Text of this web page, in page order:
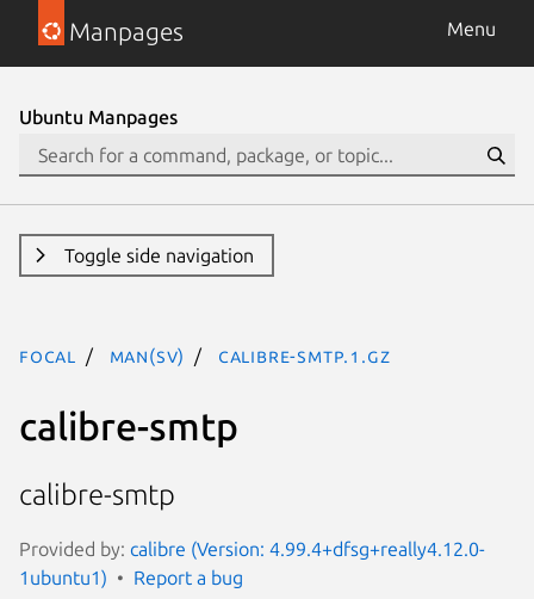
Manpages Menu
Ubuntu Manpages
Toggle side navigation
focal man(sv) calibre-smtp.1.gz
calibre-smtp
calibre-smtp
Provided by: calibre (Version: 4.99.4+dfsg+really4.12.0-
1ubuntu1)
Report a bug